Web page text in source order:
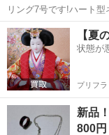
リング7号です!ハート
断りします！オンライ
千葉 八千代市
【夏
状態が
プリフラ
新品
800円